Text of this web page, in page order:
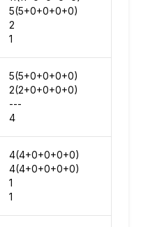
5(5+0+0+0+0)
2
1
5(5+0+0+0+0)
2(2+0+0+0+0)
---
4
4(4+0+0+0+0)
4(4+0+0+0+0)
1
1